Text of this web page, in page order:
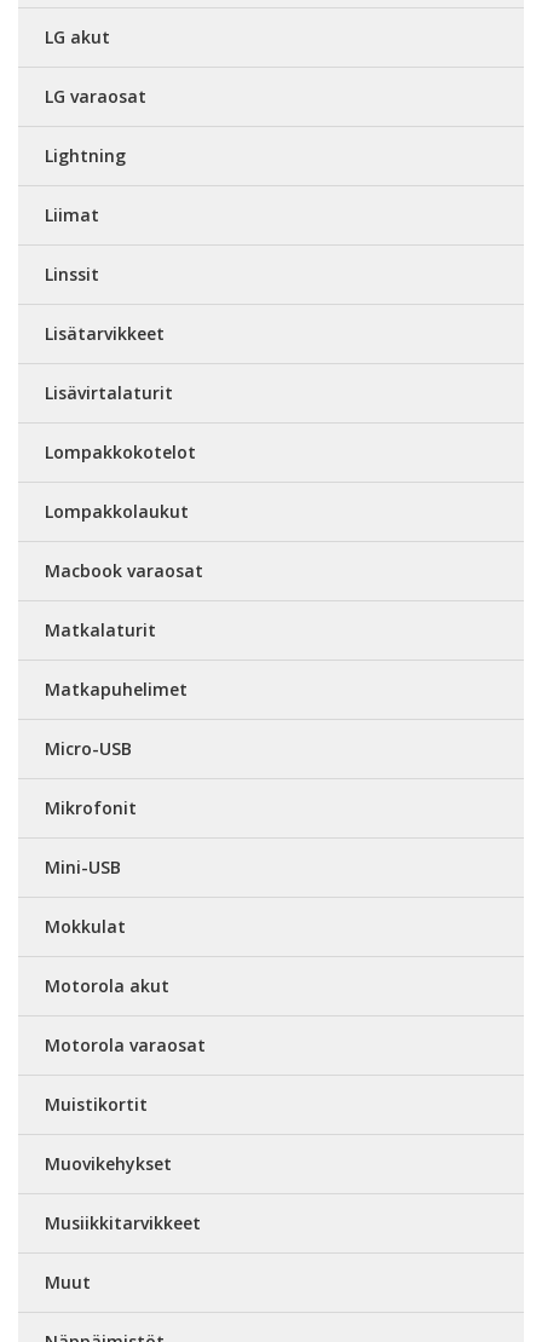
LG akut
LG varaosat
Lightning
Liimat
Linssit
Lisätarvikkeet
Lisävirtalaturit
Lompakkokotelot
Lompakkolaukut
Macbook varaosat
Matkalaturit
Matkapuhelimet
Micro-USB
Mikrofonit
Mini-USB
Mokkulat
Motorola akut
Motorola varaosat
Muistikortit
Muovikehykset
Musiikkitarvikkeet
Muut